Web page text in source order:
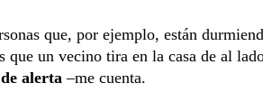
que, por ejemplo, están
que un vecino tira en la casa de al
alerta –me cuenta.